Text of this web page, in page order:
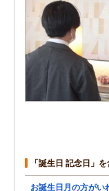
「誕生日 記念日」
お誕生日月の方がい